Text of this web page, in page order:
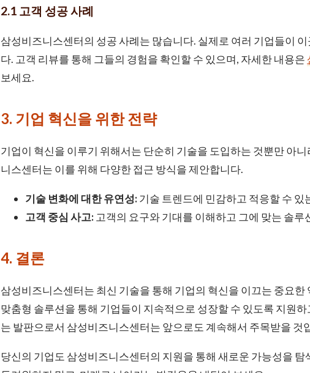
2.1 고객 성공 사례
삼성비즈니스센터의 성공 사례는 많습니다. 실제로 여러 기업들이
다. 고객 리뷰를 통해 그들의 경험을 확인할 수 있으며, 자세한 내용은
보세요.
3. 기업 혁신을 위한 전략
기업이 혁신을 이루기 위해서는 단순히 기술을 도입하는 것뿐만 아
니스센터는 이를 위해 다양한 접근 방식을 제안합니다.
기술 변화에 대한 유연성: 기술 트렌드에 민감하고 적응할 수
고객 중심 사고: 고객의 요구와 기대를 이해하고 그에 맞는 솔루
4. 결론
삼성비즈니스센터는 최신 기술을 통해 기업의 혁신을 이끄는 중요
맞춤형 솔루션을 통해 기업들이 지속적으로 성장할 수 있도록 지원
는 발판으로서 삼성비즈니스센터는 앞으로도 계속해서 주목받을 것
당신의 기업도 삼성비즈니스센터의 지원을 통해 새로운 가능성을